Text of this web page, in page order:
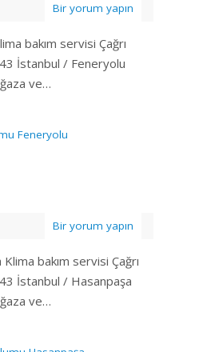
Bir yorum yapın
bakım servisi Çağrı
İstanbul / Feneryolu
ve…
Feneryolu
Bir yorum yapın
bakım servisi Çağrı
İstanbul / Hasanpaşa
ve…